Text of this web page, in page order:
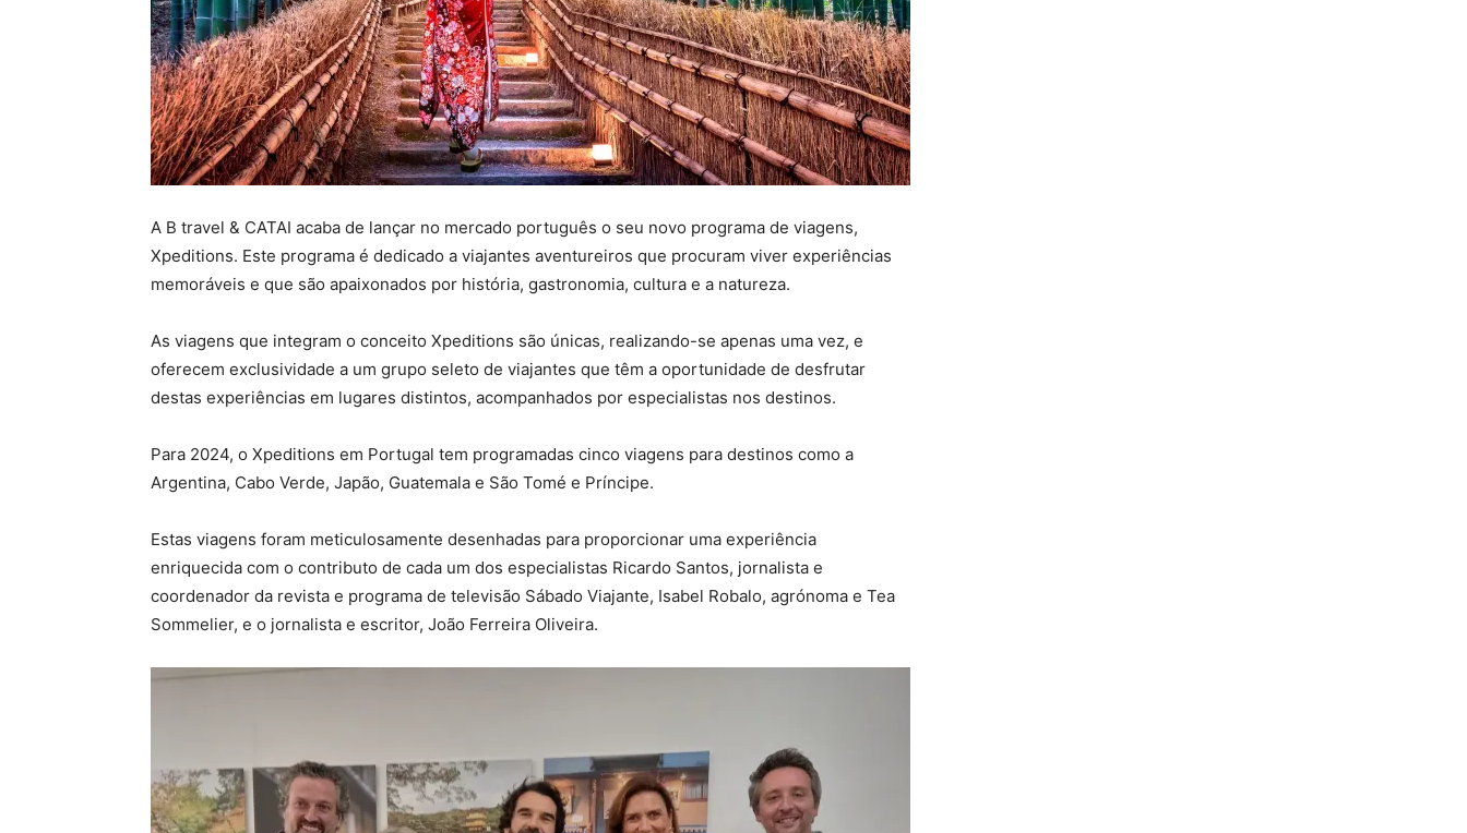
A B travel & CATAI acaba de lançar no mercado português o seu novo programa de viagens,
Xpeditions. Este programa é dedicado a viajantes aventureiros que procuram viver experiências
memoráveis e que são apaixonados por história, gastronomia, cultura e a natureza.
As viagens que integram o conceito Xpeditions são únicas, realizando-se apenas uma vez, e
oferecem exclusividade a um grupo seleto de viajantes que têm a oportunidade de desfrutar
destas experiências em lugares distintos, acompanhados por especialistas nos destinos.
Para 2024, o Xpeditions em Portugal tem programadas cinco viagens para destinos como a
Argentina, Cabo Verde, Japão, Guatemala e São Tomé e Príncipe.
Estas viagens foram meticulosamente desenhadas para proporcionar uma experiência
enriquecida com o contributo de cada um dos especialistas Ricardo Santos, jornalista e
coordenador da revista e programa de televisão Sábado Viajante, Isabel Robalo, agrónoma e Tea
Sommelier, e o jornalista e escritor, João Ferreira Oliveira.